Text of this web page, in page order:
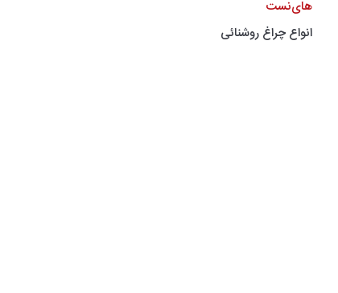
های‌نست
انواع چراغ روشنائی